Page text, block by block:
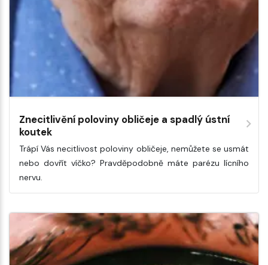
Znecitlivění poloviny obličeje a spadlý ústní
koutek
Trápí Vás necitlivost poloviny obličeje, nemůžete se usmát
nebo dovřít víčko? Pravděpodobně máte parézu lícního
nervu.